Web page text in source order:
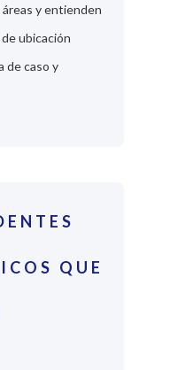
y entienden
ubicación
de caso y
QUE